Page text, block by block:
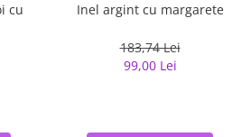
cu
Inel argint cu margarete
183,74 Lei
99,00 Lei